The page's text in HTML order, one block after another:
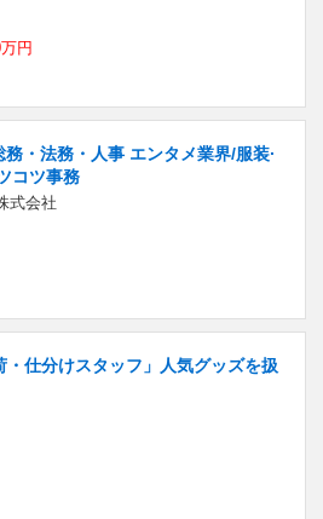
円
・法務・人事 エンタメ業界/服装·
コツ事務
式会社
・仕分けスタッフ」人気グッズを扱